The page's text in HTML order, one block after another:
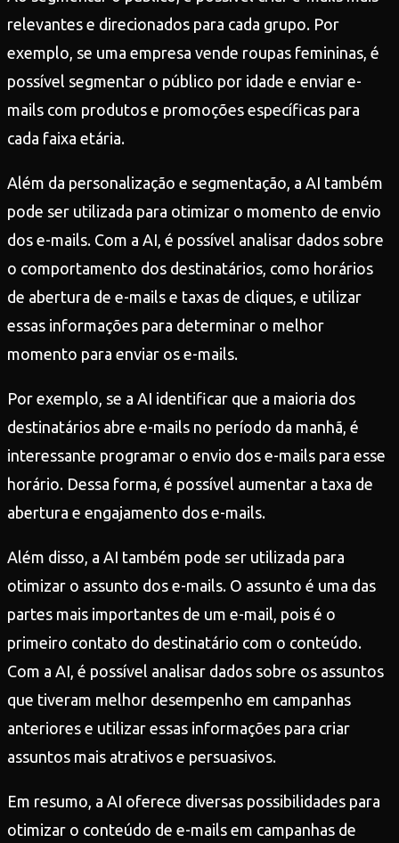
relevantes e direcionados para cada grupo. Por
exemplo, se uma empresa vende roupas femininas, é
possível segmentar o público por idade e enviar e-
mails com produtos e promoções específicas para
cada faixa etária.
Além da personalização e segmentação, a AI também
pode ser utilizada para otimizar o momento de envio
dos e-mails. Com a AI, é possível analisar dados sobre
o comportamento dos destinatários, como horários
de abertura de e-mails e taxas de cliques, e utilizar
essas informações para determinar o melhor
momento para enviar os e-mails.
Por exemplo, se a AI identificar que a maioria dos
destinatários abre e-mails no período da manhã, é
interessante programar o envio dos e-mails para esse
horário. Dessa forma, é possível aumentar a taxa de
abertura e engajamento dos e-mails.
Além disso, a AI também pode ser utilizada para
otimizar o assunto dos e-mails. O assunto é uma das
partes mais importantes de um e-mail, pois é o
primeiro contato do destinatário com o conteúdo.
Com a AI, é possível analisar dados sobre os assuntos
que tiveram melhor desempenho em campanhas
anteriores e utilizar essas informações para criar
assuntos mais atrativos e persuasivos.
Em resumo, a AI oferece diversas possibilidades para
otimizar o conteúdo de e-mails em campanhas de